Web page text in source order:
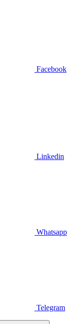
Facebook
Linkedin
Whatsapp
Telegram